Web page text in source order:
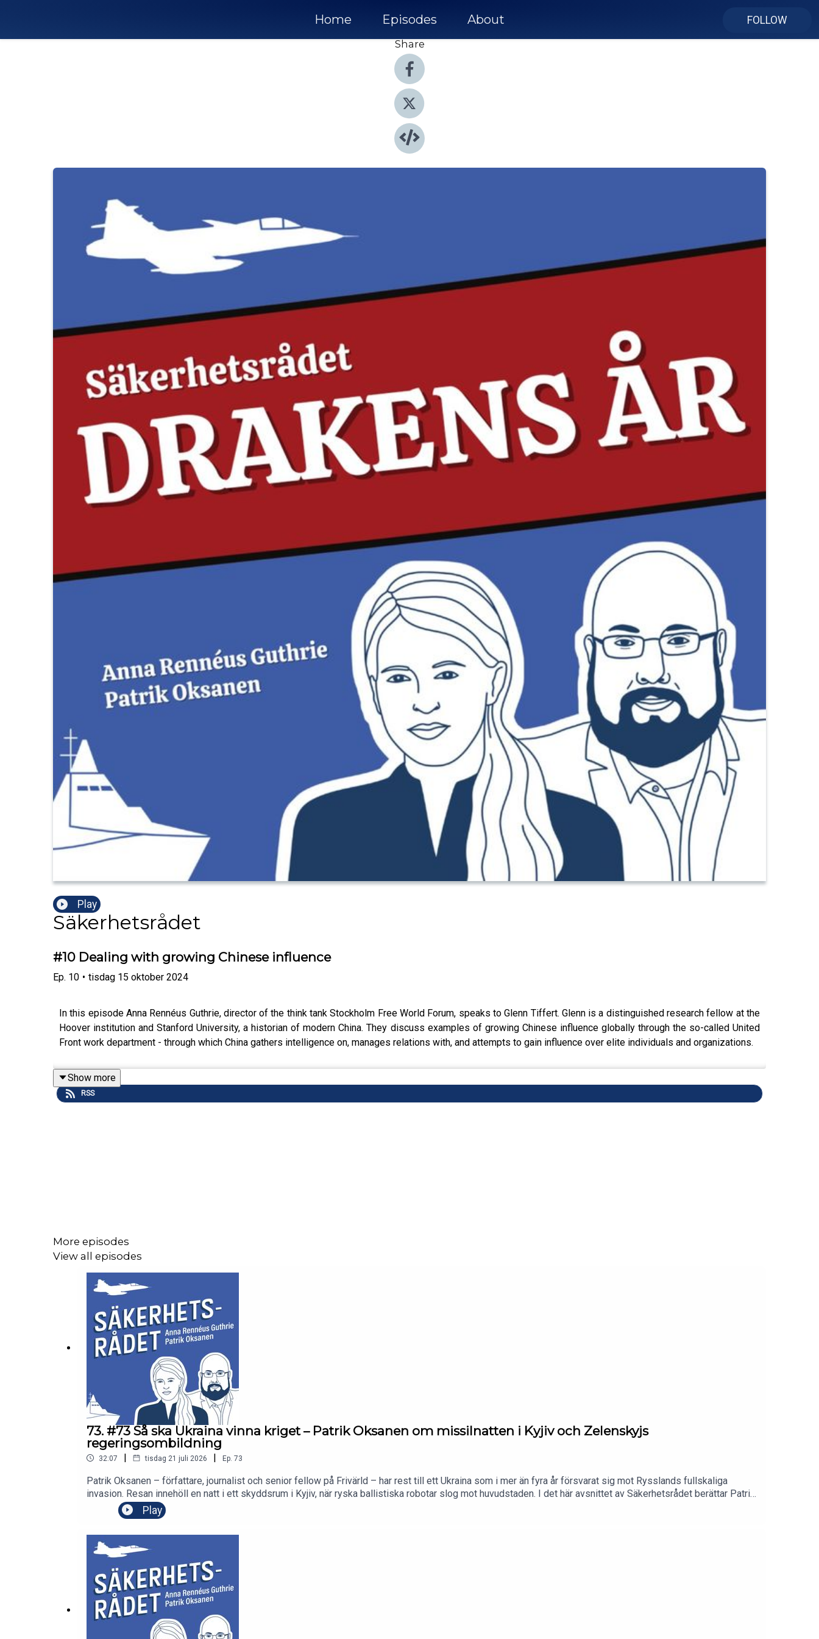
Home Episodes About
FOLLOW
Share
Play
Säkerhetsrådet
#10 Dealing with growing Chinese influence
Ep. 10 • tisdag 15 oktober 2024
In this episode Anna Rennéus Guthrie, director of the think tank Stockholm Free World Forum, speaks to Glenn Tiffert. Glenn is a distinguished research fellow at the
Hoover institution and Stanford University, a historian of modern China. They discuss examples of growing Chinese influence globally through the so-called United
Front work department - through which China gathers intelligence on, manages relations with, and attempts to gain influence over elite individuals and organizations.
Show more
RSS
More episodes
View all episodes
73. #73 Så ska Ukraina vinna kriget – Patrik Oksanen om missilnatten i Kyjiv och Zelenskyjs
regeringsombildning
32:07 | tisdag 21 juli 2026 | Ep. 73
Patrik Oksanen – författare, journalist och senior fellow på Frivärld – har rest till ett Ukraina som i mer än fyra år försvarat sig mot Rysslands fullskaliga
invasion. Resan innehöll en natt i ett skyddsrum i Kyjiv, när ryska ballistiska robotar slog mot huvudstaden. I det här avsnittet av Säkerhetsrådet berättar Patrik
om missilnatten och om den dramatiska regeringsombildningen i Ukraina, där den mycket populäre försvarsministern Fedorov tvingats avgå – något som
utlöst protester i flera städer. Vi pratar också om Rysslands misslyckade våroffensiv och Ukrainas djupanfall mot rysk energiinfrastruktur. Men mest av allt
frågan: hur ser Ukrainas chanser att vinna kriget ut?Programledare: Dino Ekdal.
Play